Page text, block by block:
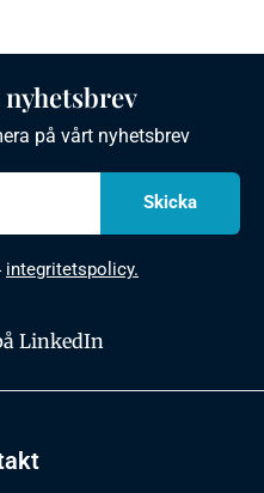
på vårt nyhetsbrev
integritetspolicy.
LinkedIn